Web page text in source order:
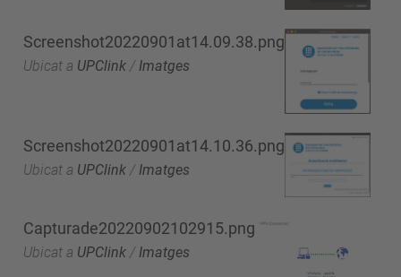
Screenshot20220901at14.09.38.png
Ubicat a UPClink / Imatges
Screenshot20220901at14.10.36.png
Ubicat a UPClink / Imatges
Capturade20220902102915.png
Ubicat a UPClink / Imatges